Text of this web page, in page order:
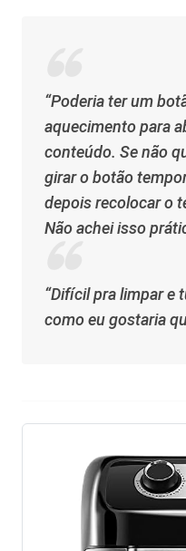
“Poderia ter um
aquecimento para
conteúdo. Se não
girar o botão
depois recolocar o
Não achei isso
“Difícil pra limpar e
como eu gostaria